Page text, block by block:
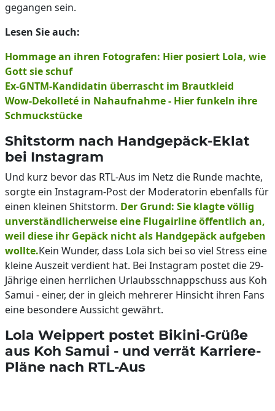
gegangen sein.
Lesen Sie auch:
Hommage an ihren Fotografen: Hier posiert Lola, wie
Gott sie schuf
Ex-GNTM-Kandidatin überrascht im Brautkleid
Wow-Dekolleté in Nahaufnahme - Hier funkeln ihre
Schmuckstücke
Shitstorm nach Handgepäck-Eklat
bei Instagram
Und kurz bevor das RTL-Aus im Netz die Runde machte,
sorgte ein Instagram-Post der Moderatorin ebenfalls für
einen kleinen Shitstorm. Der Grund: Sie klagte völlig
unverständlicherweise eine Flugairline öffentlich an,
weil diese ihr Gepäck nicht als Handgepäck aufgeben
wollte.Kein Wunder, dass Lola sich bei so viel Stress eine
kleine Auszeit verdient hat. Bei Instagram postet die 29-
Jährige einen herrlichen Urlaubsschnappschuss aus Koh
Samui - einer, der in gleich mehrerer Hinsicht ihren Fans
eine besondere Aussicht gewährt.
Lola Weippert postet Bikini-Grüße
aus Koh Samui - und verrät Karriere-
Pläne nach RTL-Aus